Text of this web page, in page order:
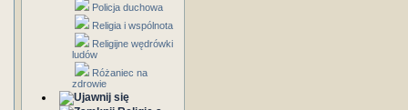
Policja duchowa
Religia i wspólnota
Religijne wędrówki
ludów
Różaniec na
zdrowie